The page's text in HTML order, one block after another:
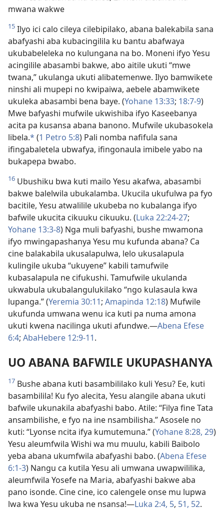
15 Ilyo ici calo cileya cilebipilako, abana balekabila sana
abafyashi aba kubacingilila ku bantu abafwaya
ukubabeleleka no kulungana na bo. Moneni ifyo Yesu
acingilile abasambi bakwe, abo aitile ukuti “mwe
twana,” ukulanga ukuti alibatemenwe. Ilyo bamwikete
ninshi ali mupepi no kwipaiwa, aebele abamwikete
ukuleka abasambi bena baye. (Yohane 13:33; 18:7-9)
Mwe bafyashi mufwile ukwishiba ifyo Kaseebanya
acita pa kusansa abana banono. Mufwile ukubasokela
libela.* (1 Petro 5:8) Pali nomba nafifula sana
ifingabaletela ubwafya, ifingonaula imibele yabo na
bukapepa bwabo.
16 Ubushiku bwa kuti mailo Yesu akafwa, abasambi
bakwe balelwila ubukalamba. Ukucila ukufulwa pa fyo
bacitile, Yesu atwalilile ukubeba no kubalanga ifyo
bafwile ukucita cikuuku cikuuku. (Luka 22:24-27;
Yohane 13:3-8) Nga muli bafyashi, bushe mwamona
ifyo mwingapashanya Yesu mu kufunda abana? Ca
cine balakabila ukusalapulwa, lelo ukusalapula
kulingile ukuba “ukuyene” kabili tamufwile
kubasalapula ne cifukushi. Tamufwile ukulanda
ukwabula ukubalangulukilako “ngo kulasaula kwa
lupanga.” (Yeremia 30:11; Amapinda 12:18) Mufwile
ukufunda umwana wenu ica kuti pa numa amona
ukuti kwena nacilinga ukuti afundwe.—Abena Efese
6:4; AbaHebere 12:9-11.
UO ABANA BAFWILE UKUPASHANYA
17 Bushe abana kuti basambililako kuli Yesu? Ee, kuti
basambilila! Ku fyo alecita, Yesu alangile abana ukuti
bafwile ukunakila abafyashi babo. Atile: “Filya fine Tata
ansambilishe, e fyo na ine nsambilisha.” Asosele no
kuti: “Lyonse ncita ifya kumutemuna.” (Yohane 8:28, 29)
Yesu aleumfwila Wishi wa mu muulu, kabili Baibolo
yeba abana ukumfwila abafyashi babo. (Abena Efese
6:1-3) Nangu ca kutila Yesu ali umwana uwapwililika,
aleumfwila Yosefe na Maria, abafyashi bakwe aba
pano isonde. Cine cine, ico calengele onse mu lupwa
lwa kwa Yesu ukuba ne nsansa!—Luka 2:4, 5, 51, 52.